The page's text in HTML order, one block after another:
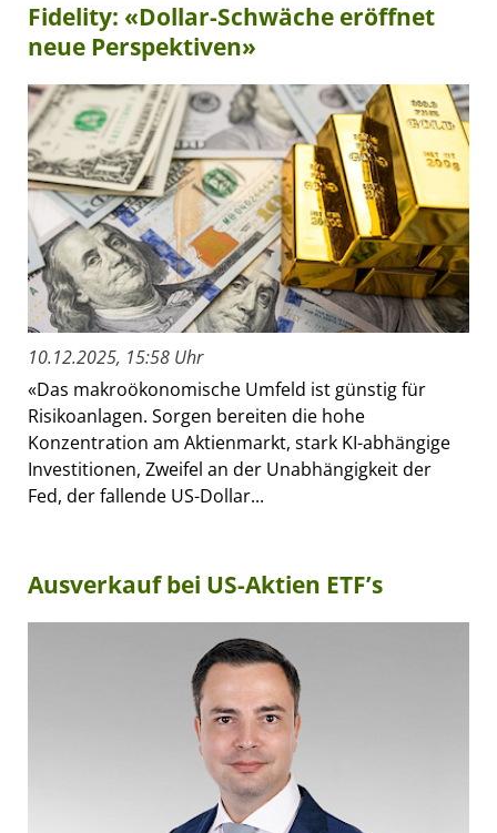
Fidelity: «Dollar-Schwäche eröffnet
neue Perspektiven»
10.12.2025, 15:58 Uhr
«Das makroökonomische Umfeld ist günstig für
Risikoanlagen. Sorgen bereiten die hohe
Konzentration am Aktienmarkt, stark KI-abhängige
Investitionen, Zweifel an der Unabhängigkeit der
Fed, der fallende US-Dollar...
Ausverkauf bei US-Aktien ETF’s